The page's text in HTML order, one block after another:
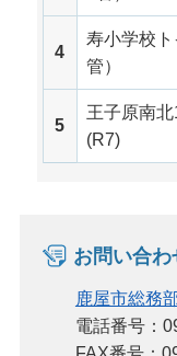
4
寿小学校
管）
5
王子原南
(R7)
お問い合わ
鹿屋市総務
電話番号：